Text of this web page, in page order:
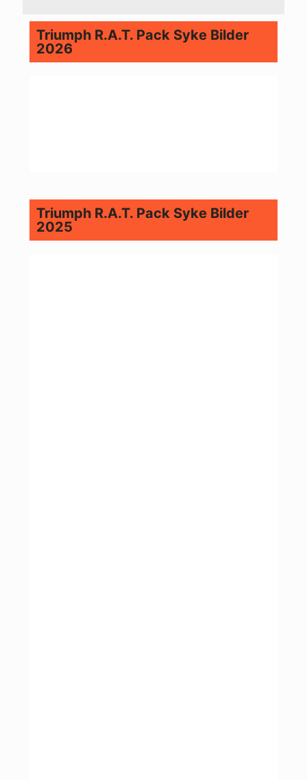
Triumph R.A.T. Pack Syke Bilder
2026
Triumph R.A.T. Pack Syke Bilder
2025